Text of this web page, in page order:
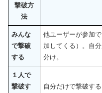
撃破方
法
みんな
で撃破
する
他ユーザーが参加
加してくる）。自
分け。
１人で
撃破す
自分だけで撃破する